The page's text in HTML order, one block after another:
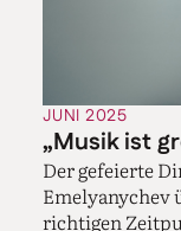
JUNI 2025
„Musik ist
Der gefeierte
Emelyanychev
richtigen